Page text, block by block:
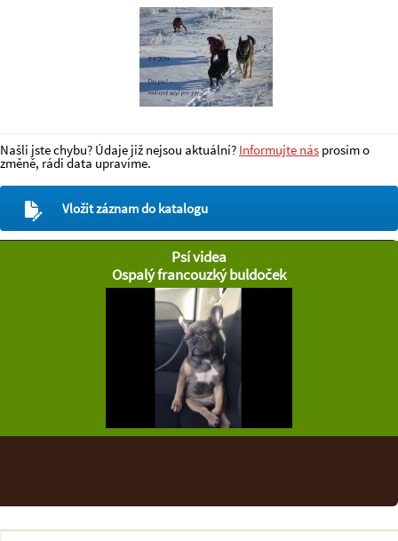
Našli jste chybu? Údaje již nejsou aktuální? Informujte nás prosím o
změně, rádi data upravíme.
Vložit záznam do katalogu
Psí videa
Ospalý francouzký buldoček